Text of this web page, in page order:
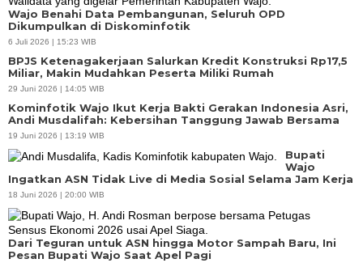
Wajo Benahi Data Pembangunan, Seluruh OPD
Dikumpulkan di Diskominfotik
6 Juli 2026 | 15:23 WIB
BPJS Ketenagakerjaan Salurkan Kredit Konstruksi Rp17,5
Miliar, Makin Mudahkan Peserta Miliki Rumah
29 Juni 2026 | 14:05 WIB
Kominfotik Wajo Ikut Kerja Bakti Gerakan Indonesia Asri,
Andi Musdalifah: Kebersihan Tanggung Jawab Bersama
19 Juni 2026 | 13:19 WIB
Bupati
Wajo
Ingatkan ASN Tidak Live di Media Sosial Selama Jam Kerja
18 Juni 2026 | 20:00 WIB
Dari Teguran untuk ASN hingga Motor Sampah Baru, Ini
Pesan Bupati Wajo Saat Apel Pagi